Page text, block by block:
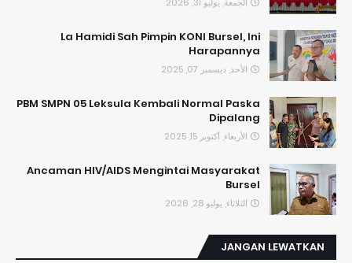
La Hamidi Sah Pimpin KONI Bursel, Ini
Harapannya
الأحد, ديسمبر 07, 2025
PBM SMPN 05 Leksula Kembali Normal Paska
Dipalang
الأربعاء, أكتوبر 15, 2025
Ancaman HIV/AIDS Mengintai Masyarakat
Bursel
الثلاثاء, يوليو 28, 2026
JANGAN LEWATKAN